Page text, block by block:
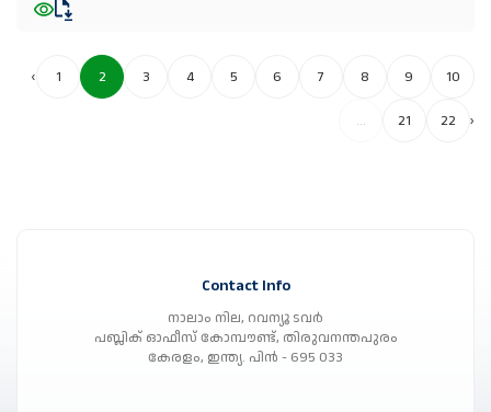
‹ 1 2 3 4 5 6 7 8 9 10
... 21 22 ›
Contact Info
നാലാം നില, റവന്യൂ ടവർ
പബ്ലിക് ഓഫീസ് കോമ്പൗണ്ട്, തിരുവനന്തപുരം
കേരളം, ഇന്ത്യ. പിൻ - 695 033